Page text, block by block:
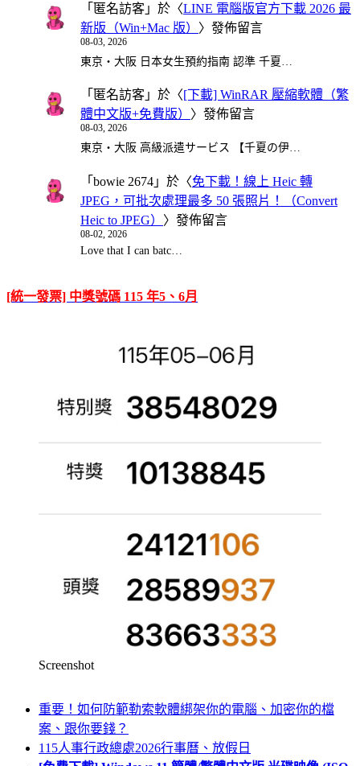
「 匿名訪客 」於〈LINE 電腦版官方下載 2026 最
新版（Win+Mac 版） 〉發佈留言
08-03, 2026
東京・大阪 日本女生預約指南 認準 千夏…
「 匿名訪客 」於〈[下載] WinRAR 壓縮軟體（繁
體中文版+免費版） 〉發佈留言
08-03, 2026
東京・大阪 高級派遣サービス 【千夏の伊…
「 bowie 2674 」於〈免下載！線上 Heic 轉
JPEG，可批次處理最多 50 張照片！（Convert
Heic to JPEG） 〉發佈留言
08-02, 2026
Love that I can batc…
[統一發票] 中獎號碼 115 年5、6月
Screenshot
重要！如何防範勒索軟體綁架你的電腦、加密你的檔
案、跟你要錢？
115人事行政總處2026行事曆、放假日